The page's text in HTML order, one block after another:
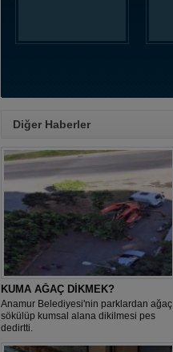
Diğer Haberler
KUMA AĞAÇ DİKMEK?
Anamur Belediyesi'nin parklardan ağaç
sökülüp kumsal alana dikilmesi pes
dedirtti.